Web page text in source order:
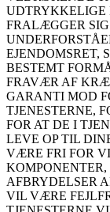
UDTRYKKELIGE
FRALÆGGER
EJENDOMSRET,
BESTEMT
FRAVÆR AF
GARANTI MOD
TJENESTERNE,
FOR AT DE I
LEVE OP TIL
VÆRE FRI FOR
AFBRYDELSER
VIL VÆRE